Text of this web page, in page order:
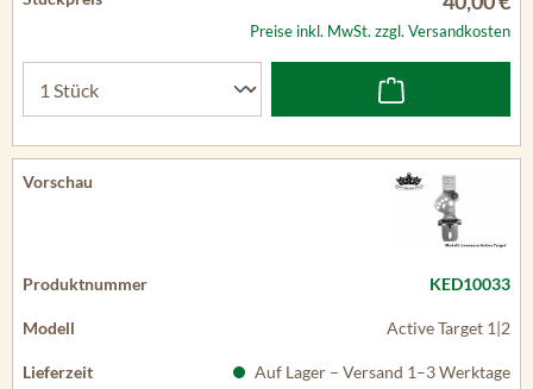
Preise inkl. MwSt. zzgl. Versandkosten
KED10033
Active Target 1|2
Auf Lager – Versand 1–3 Werktage